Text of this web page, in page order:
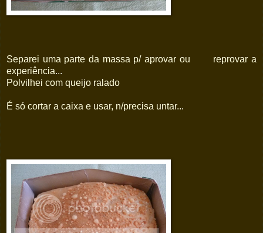
Separei uma parte da massa p/ aprovar ou reprovar a
experiência...
Polvilhei com queijo ralado
É só cortar a caixa e usar, n/precisa untar...